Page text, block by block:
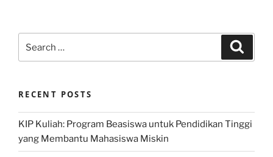
for:
RECENT POSTS
KIP Kuliah: Program Beasiswa untuk Pendidikan Tinggi
yang Membantu Mahasiswa Miskin